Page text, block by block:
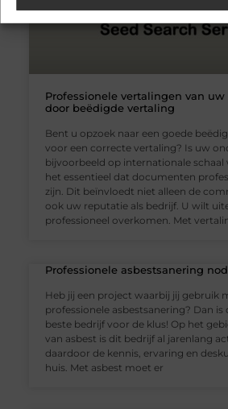
Professionele vertalingen van
door beëdigde vertaling
Bent u opzoek naar een goede
voor een correcte vertaling? Is uw
bijvoorbeeld op internationale schaal
het essentieel dat documenten
zijn. Dit beïnvloedt niet alleen de
ook uw reputatie als bedrijf. U wilt
professioneel overkomen. Met
Professionele asbestsanering
Heb jij een project waarbij jij gebruik
professionele asbestsanering? Dan is
beste bedrijf voor de klus! Op het
van asbest is dit bedrijf al jarenlang
daardoor de kennis, ervaring en
huis. Met asbest moet er